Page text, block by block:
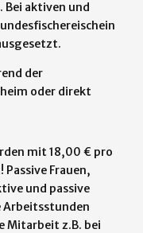
Bei aktiven und
der
oder direkt
mit 18,00 € pro
Frauen,
und passive
Arbeitsstunden
Mitarbeit z.B. bei